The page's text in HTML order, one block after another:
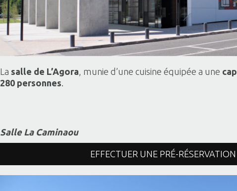
La salle de L’Agora, munie d’une cuisine équipée a une
280 personnes.
Salle La Caminaou
EFFECTUER UNE PRÉ-RÉSERVATION